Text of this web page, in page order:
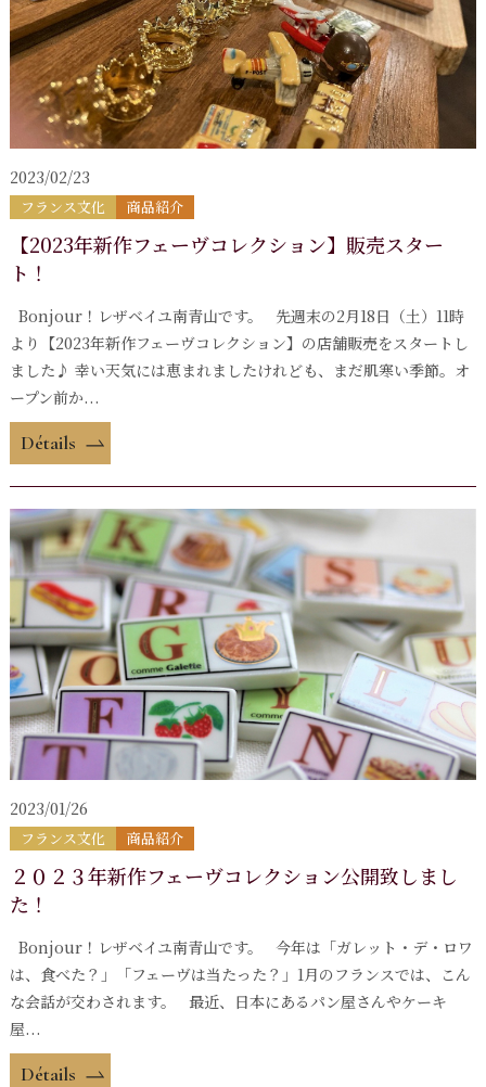
2023/02/23
フランス文化 商品紹介
【2023年新作フェーヴコレクション】販売スター
ト！
Bonjour！レザベイユ南青山です。 先週末の2月18日（土）11時
より【2023年新作フェーヴコレクション】の店舗販売をスタートし
ました♪ 幸い天気には恵まれましたけれども、まだ肌寒い季節。オ
ープン前か...
Détails
2023/01/26
フランス文化 商品紹介
２０２３年新作フェーヴコレクション公開致しまし
た！
Bonjour！レザベイユ南青山です。 今年は「ガレット・デ・ロワ
は、食べた？」「フェーヴは当たった？」1月のフランスでは、こん
な会話が交わされます。 最近、日本にあるパン屋さんやケーキ
屋...
Détails